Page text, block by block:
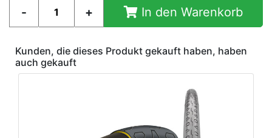
In den Warenkorb
Kunden, die dieses Produkt gekauft haben, haben
auch gekauft